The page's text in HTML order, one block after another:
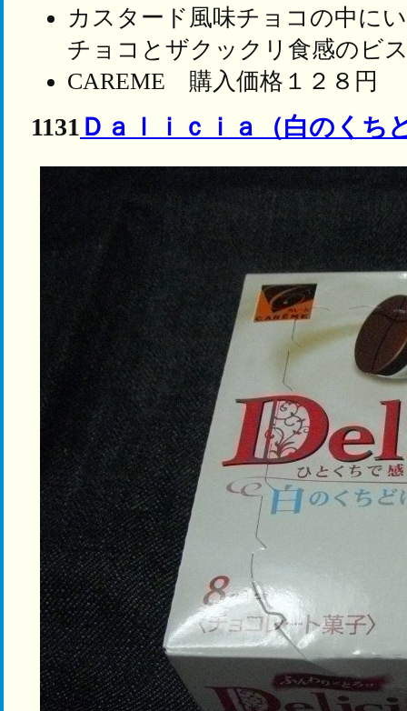
カスタード風味チョコの中に
チョコとザクックリ食感のビ
CAREME 購入価格１２８円
1131 Ｄａｌｉｃｉａ（白のくち